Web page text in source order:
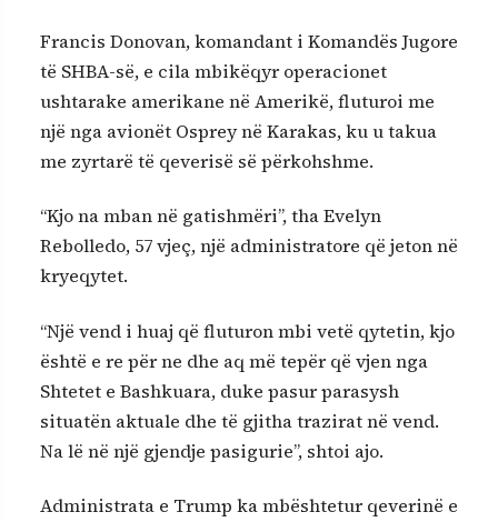
Francis Donovan, komandant i Komandës Jugore
të SHBA-së, e cila mbikëqyr operacionet
ushtarake amerikane në Amerikë, fluturoi me
një nga avionët Osprey në Karakas, ku u takua
me zyrtarë të qeverisë së përkohshme.
“Kjo na mban në gatishmëri”, tha Evelyn
Rebolledo, 57 vjeç, një administratore që jeton në
kryeqytet.
“Një vend i huaj që fluturon mbi vetë qytetin, kjo
është e re për ne dhe aq më tepër që vjen nga
Shtetet e Bashkuara, duke pasur parasysh
situatën aktuale dhe të gjitha trazirat në vend.
Na lë në një gjendje pasigurie”, shtoi ajo.
Administrata e Trump ka mbështetur qeverinë e